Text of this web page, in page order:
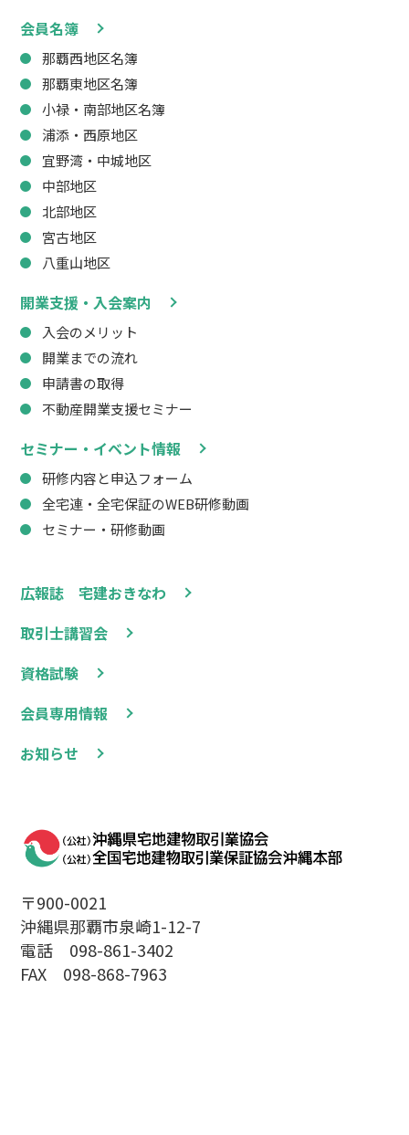
広報誌 宅建おきなわ
取引士講習会
資格試験
会員専用情報
お知らせ
会員名簿
那覇西地区名簿
那覇東地区名簿
小禄・南部地区名簿
浦添・西原地区
宜野湾・中城地区
中部地区
北部地区
宮古地区
八重山地区
開業支援・入会案内
入会のメリット
開業までの流れ
申請書の取得
不動産開業支援セミナー
セミナー・イベント情報
研修内容と申込フォーム
全宅連・全宅保証のWEB研修動画
セミナー・研修動画
〒900-0021
沖縄県那覇市泉崎1-12-7
電話 098-861-3402
FAX 098-868-7963